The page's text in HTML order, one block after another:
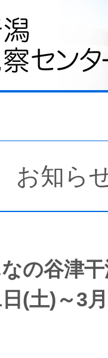
お知ら
の谷津
(土)～3